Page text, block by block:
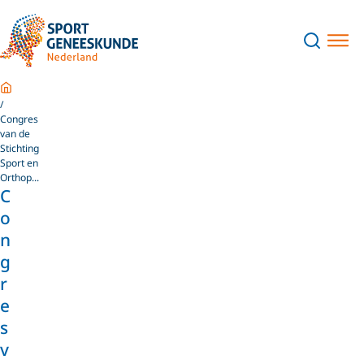
Home
Congres
van de
Stichting
Sport en
Orthop...
C
o
n
g
r
e
s
v